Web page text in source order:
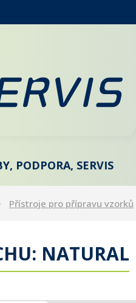
PODPORA, SERVIS
Přístroje pro přípravu vzorků
NATURAL